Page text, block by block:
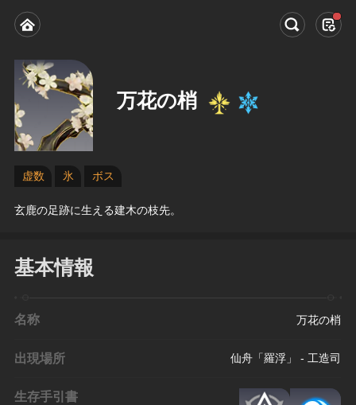
万花の梢
虚数 氷 ボス
玄鹿の足跡に生える建木の枝先。
基本情報
名称 万花の梢
出現場所 仙舟「羅浮」 - 工造司
生存手引書